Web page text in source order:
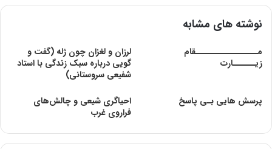
نوشته های مشابه
مـــــــــــــــــقام
زیــــــارت
لرزان و لغزان چون ژله (گفت و
گویی درباره سبک زندگی با استاد
شفیعی سروستانی)
پرسش هایی بـی پاسخ
احیاگری شیعی و چالش‌های
فراروی غرب